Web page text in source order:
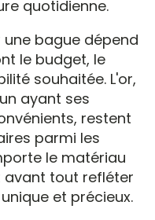
quotidienne.
bague dépend
le budget, le
souhaitée. L'or,
ayant ses
restent
parmi les
le matériau
avant tout refléter
et précieux.